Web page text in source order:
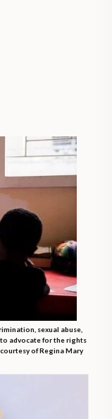
sexual abuse,
advocate for the rights
of Regina Mary